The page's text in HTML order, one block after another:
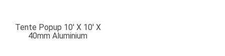
Tente Popup 10′ X 10′ X
40mm Aluminium